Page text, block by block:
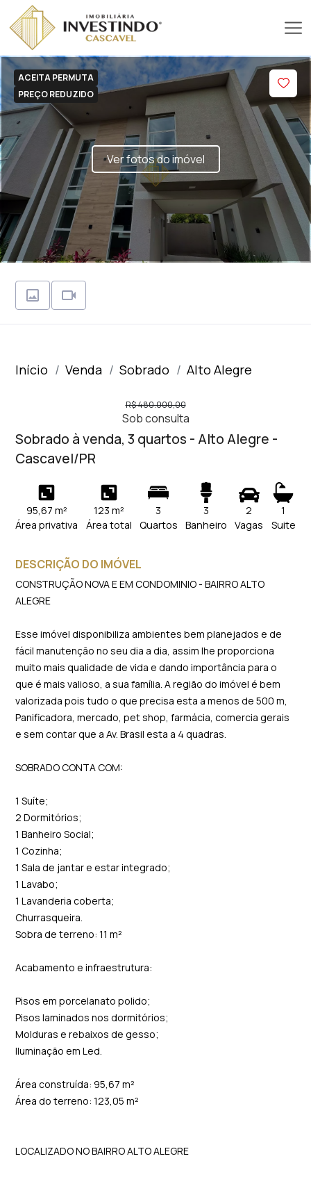
ACEITA PERMUTA
PREÇO REDUZIDO
Ver fotos do imóvel
Início Venda Sobrado Alto Alegre
R$ 480.000,00
Sob consulta
Sobrado à venda, 3 quartos - Alto Alegre -
Cascavel/PR
95,67 m²
Área privativa
123 m²
Área total
3
Quartos
3
Banheiro
2
Vagas
1
Suite
DESCRIÇÃO DO IMÓVEL
CONSTRUÇÃO NOVA E EM CONDOMINIO - BAIRRO ALTO
ALEGRE
Esse imóvel disponibiliza ambientes bem planejados e de
fácil manutenção no seu dia a dia, assim lhe proporciona
muito mais qualidade de vida e dando importância para o
que é mais valioso, a sua família. A região do imóvel é bem
valorizada pois tudo o que precisa esta a menos de 500 m,
Panificadora, mercado, pet shop, farmácia, comercia gerais
e sem contar que a Av. Brasil esta a 4 quadras.
SOBRADO CONTA COM:
1 Suíte;
2 Dormitórios;
1 Banheiro Social;
1 Cozinha;
1 Sala de jantar e estar integrado;
1 Lavabo;
1 Lavanderia coberta;
Churrasqueira.
Sobra de terreno: 11 m²
Acabamento e infraestrutura:
Pisos em porcelanato polido;
Pisos laminados nos dormitórios;
Molduras e rebaixos de gesso;
Iluminação em Led.
Área construída: 95,67 m²
Área do terreno: 123,05 m²
LOCALIZADO NO BAIRRO ALTO ALEGRE